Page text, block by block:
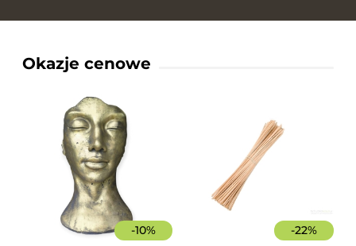
Okazje cenowe
-10%
-22%